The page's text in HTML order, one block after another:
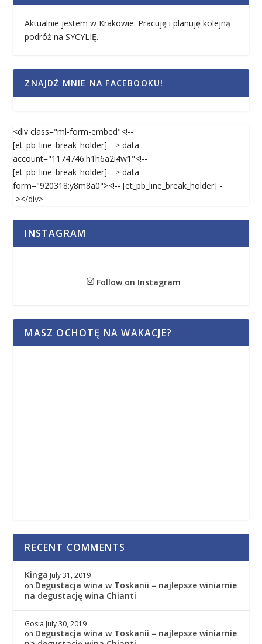
Aktualnie jestem w Krakowie. Pracuję i planuję kolejną
podróż na SYCYLIĘ.
ZNAJDŹ MNIE NA FACEBOOKU!
<div class="ml-form-embed"<!--
[et_pb_line_break_holder] --> data-
account="1174746:h1h6a2i4w1"<!--
[et_pb_line_break_holder] --> data-
form="920318:y8m8a0"><!-- [et_pb_line_break_holder] -
-></div>
INSTAGRAM
Follow on Instagram
MASZ OCHOTĘ NA WAKACJE?
RECENT COMMENTS
Kinga July 31, 2019
on Degustacja wina w Toskanii – najlepsze winiarnie
na degustację wina Chianti
Gosia July 30, 2019
on Degustacja wina w Toskanii – najlepsze winiarnie